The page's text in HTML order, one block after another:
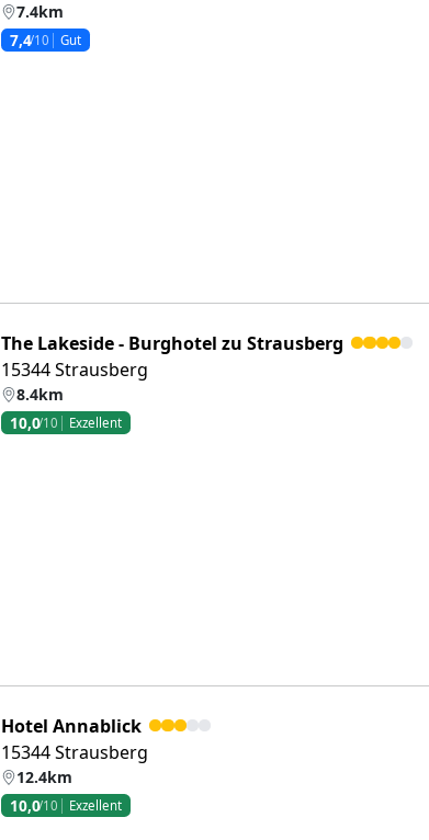
7.4km
7,4/10 Gut
The Lakeside - Burghotel zu Strausberg
15344 Strausberg
8.4km
10,0/10 Exzellent
Hotel Annablick
15344 Strausberg
12.4km
10,0/10 Exzellent